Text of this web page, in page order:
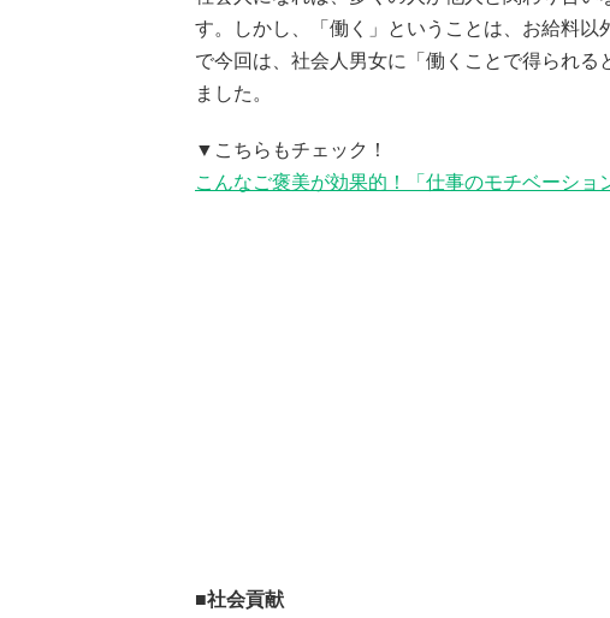
す。しかし、「働く」ということは、お給料以
で今回は、社会人男女に「働くことで得られ
ました。
▼こちらもチェック！
こんなご褒美が効果的！「仕事のモチベーショ
■社会貢献